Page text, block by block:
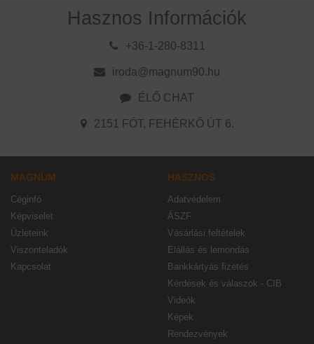
Hasznos Információk
+36-1-280-8311
iroda@magnum90.hu
ÉLŐ CHAT
2151 FÓT, FEHÉRKŐ ÚT 6.
MAGNUM
Céginfó
Képviselet
Üzleteink
Viszonteladók
Kapcsolat
HASZNOS
Adatvédelem
ÁSZF
Vásárlási feltételek
Elállás és lemondás
Bankkártyás fizetés
Kérdések és válaszok - CIB
Videók
Képek
Rendezvények